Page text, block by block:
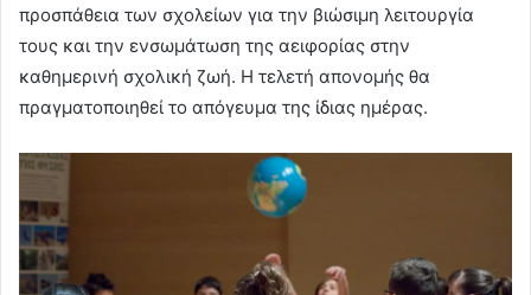
προσπάθεια των σχολείων για την βιώσιμη λειτουργία
τους και την ενσωμάτωση της αειφορίας στην
καθημερινή σχολική ζωή. Η τελετή απονομής θα
πραγματοποιηθεί το απόγευμα της ίδιας ημέρας.